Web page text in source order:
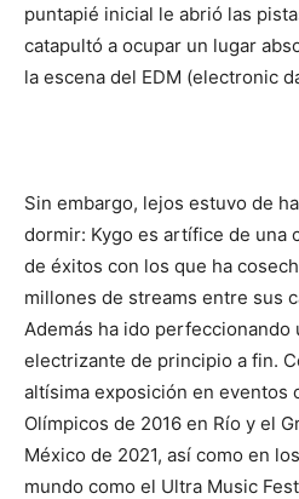
puntapié inicial le abrió las
catapultó a ocupar un lugar
la escena del EDM (electronic
Sin embargo, lejos estuvo de
dormir: Kygo es artífice de una
de éxitos con los que ha
millones de streams entre sus
Además ha ido perfeccionando
electrizante de principio a fin.
altísima exposición en eventos
Olímpicos de 2016 en Río y el
México de 2021, así como en
mundo como el Ultra Music